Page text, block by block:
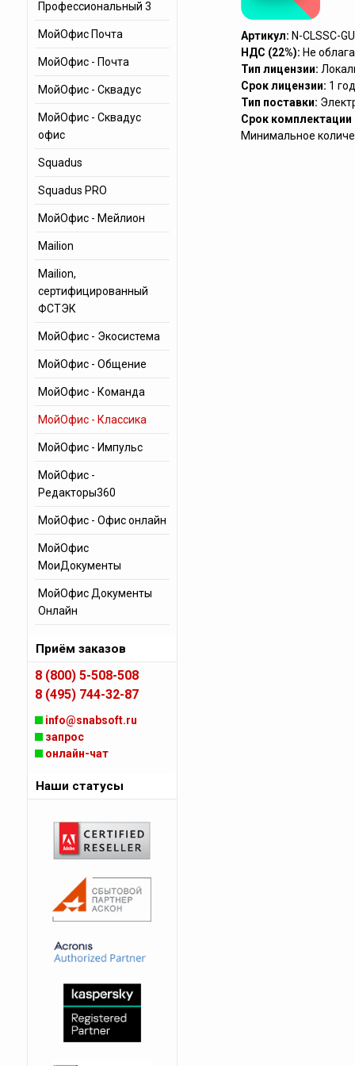
Артикул: N-CLSSC-
НДС (22%): Не
Тип лицензии:
Срок лицензии: 1 год
Тип поставки:
Срок комплектации
Минимальное
Профессиональный 3
МойОфис Почта
МойОфис - Почта
МойОфис - Сквадус
МойОфис - Сквадус
офис
Squadus
Squadus PRO
МойОфис - Мейлион
Mailion
Mailion,
cертифицированный
ФСТЭК
МойОфис - Экосистема
МойОфис - Общение
МойОфис - Команда
МойОфис - Классика
МойОфис - Импульс
МойОфис -
Редакторы360
МойОфис - Офис онлайн
МойОфис
МоиДокументы
МойОфис Документы
Онлайн
Приём заказов
8 (800) 5-508-508
8 (495) 744-32-87
info@snabsoft.ru
запрос
онлайн-чат
Наши статусы